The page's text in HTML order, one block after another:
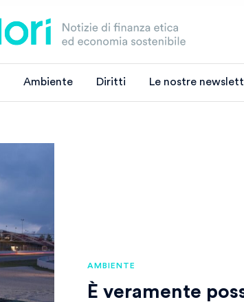
Ambiente Diritti Le nostre
AMBIENTE
È veramente